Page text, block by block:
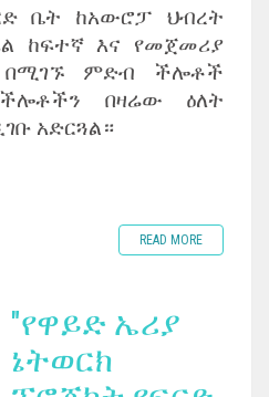
ቤት ከአውሮፓ ህብረት
ከፍተኛ እና የመጀመሪያ
ምድብ ችሎቶች
በዛሬው ዕለት
አድርጓል።
READ MORE
"የዋይድ ኤሪያ
ኔትወርክ